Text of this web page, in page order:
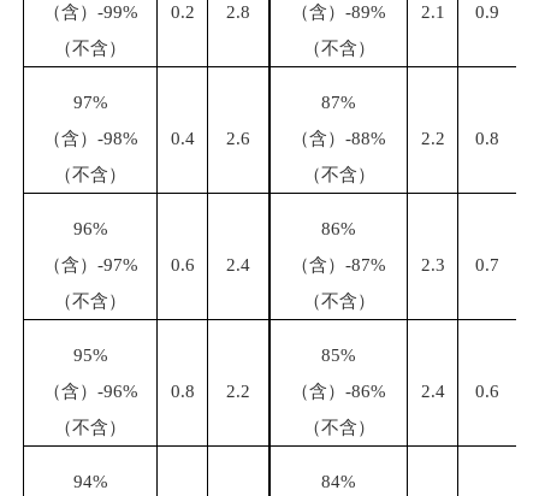
（含） -99%
（不含）
0.2 2.8
（含） -89%
（不含）
2.1 0.9
97%
（含） -98%
（不含）
0.4 2.6
87%
（含） -88%
（不含）
2.2 0.8
96%
（含） -97%
（不含）
0.6 2.4
86%
（含） -87%
（不含）
2.3 0.7
95%
（含） -96%
（不含）
0.8 2.2
85%
（含） -86%
（不含）
2.4 0.6
94%
84%